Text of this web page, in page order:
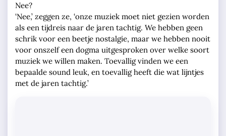
Nee?
‘Nee,’ zeggen ze, ‘onze muziek moet niet gezien worden
als een tijdreis naar de jaren tachtig. We hebben geen
schrik voor een beetje nostalgie, maar we hebben nooit
voor onszelf een dogma uitgesproken over welke soort
muziek we willen maken. Toevallig vinden we een
bepaalde sound leuk, en toevallig heeft die wat lijntjes
met de jaren tachtig.’